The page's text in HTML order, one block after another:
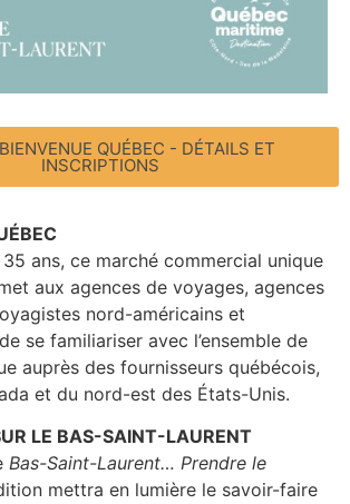
QUÉBEC - DÉTAILS ET
INSCRIPTIONS
ans, ce marché commercial unique
aux agences de voyages, agences
nord-américains et
se familiariser avec l’ensemble de
auprès des fournisseurs québécois,
et du nord-est des États-Unis.
LE BAS-SAINT-LAURENT
Bas-Saint-Laurent… Prendre le
mettra en lumière le savoir-faire